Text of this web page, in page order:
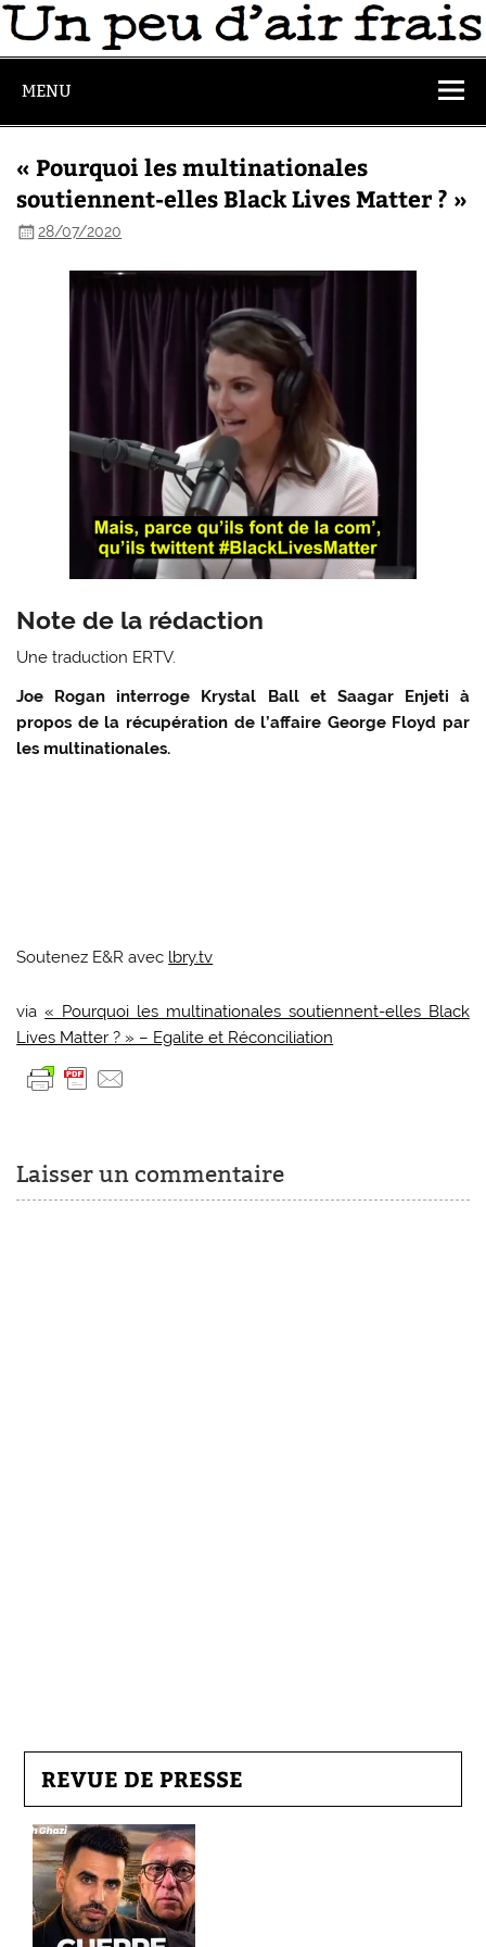
MENU
« Pourquoi les multinationales
soutiennent-elles Black Lives Matter ? »
28/07/2020
Note de la rédaction
Une traduction ERTV.
Joe Rogan interroge Krystal Ball et Saagar Enjeti à
propos de la récupération de l’affaire George Floyd par
les multinationales.
Soutenez E&R avec lbry.tv
via« Pourquoi les multinationales soutiennent-elles Black
Lives Matter ? » – Egalite et Réconciliation
Laisser un commentaire
REVUE DE PRESSE